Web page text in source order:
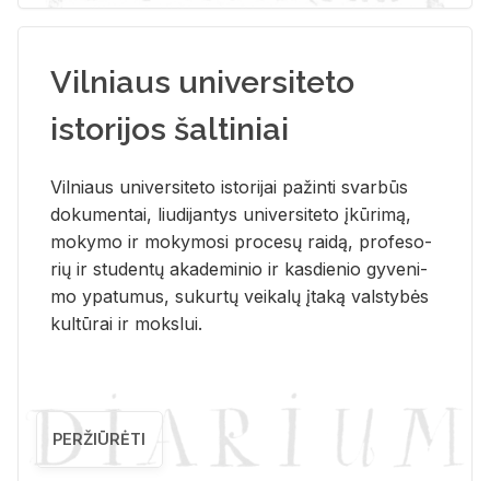
Vilniaus universiteto
istorijos šaltiniai
Vil­niaus uni­ver­si­te­to is­to­ri­jai pa­žin­ti svar­būs
do­ku­men­tai, liu­di­jan­tys uni­ver­si­te­to įkū­ri­mą,
mo­ky­mo ir mo­ky­mo­si pro­ce­sų rai­dą, pro­fe­so­
rių ir stu­den­tų aka­de­mi­nio ir kas­die­nio gy­ve­ni­
mo ypa­tu­mus, su­kur­tų vei­ka­lų įta­ką vals­ty­bės
kul­tū­rai ir moks­lui.
PERŽIŪRĖTI